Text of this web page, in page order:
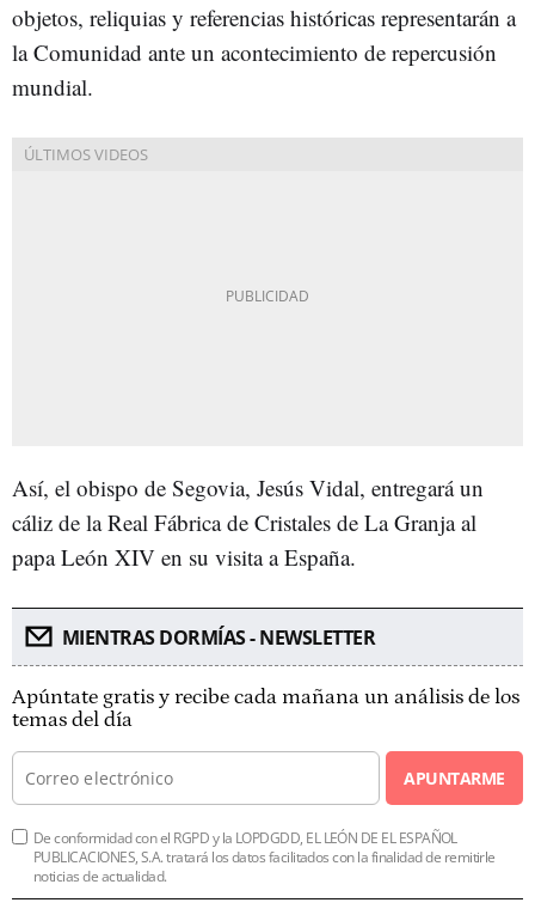
objetos, reliquias y referencias históricas representarán a
la Comunidad ante un acontecimiento de repercusión
mundial.
Así, el obispo de Segovia, Jesús Vidal, entregará un
cáliz de la Real Fábrica de Cristales de La Granja al
papa León XIV en su visita a España.
MIENTRAS DORMÍAS - NEWSLETTER
Apúntate gratis y recibe cada mañana un análisis de los
temas del día
APUNTARME
De conformidad con el RGPD y la LOPDGDD, EL LEÓN DE EL ESPAÑOL
PUBLICACIONES, S.A. tratará los datos facilitados con la finalidad de remitirle
noticias de actualidad.